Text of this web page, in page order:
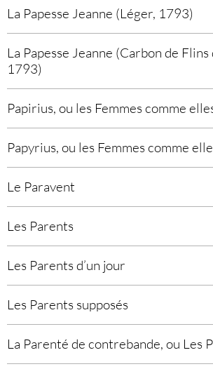
La Papesse Jeanne (Léger, 1793)
La Papesse Jeanne (Carbon de
1793)
Papirius, ou les Femmes comme
Papyrius, ou les Femmes comme
Le Paravent
Les Parents
Les Parents d’un jour
Les Parents supposés
La Parenté de contrebande, ou Les